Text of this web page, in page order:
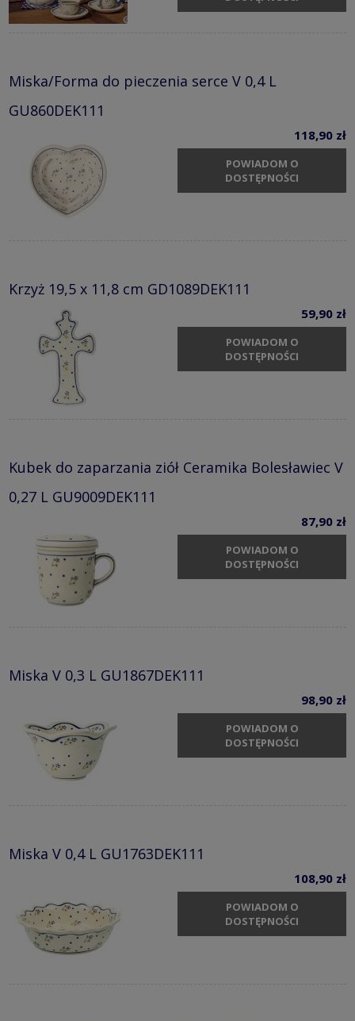
Miska/Forma do pieczenia serce V 0,4 L
GU860DEK111
118,90 zł
POWIADOM O
DOSTĘPNOŚCI
Krzyż 19,5 x 11,8 cm GD1089DEK111
59,90 zł
POWIADOM O
DOSTĘPNOŚCI
Kubek do zaparzania ziół Ceramika Bolesławiec V
0,27 L GU9009DEK111
87,90 zł
POWIADOM O
DOSTĘPNOŚCI
Miska V 0,3 L GU1867DEK111
98,90 zł
POWIADOM O
DOSTĘPNOŚCI
Miska V 0,4 L GU1763DEK111
108,90 zł
POWIADOM O
DOSTĘPNOŚCI